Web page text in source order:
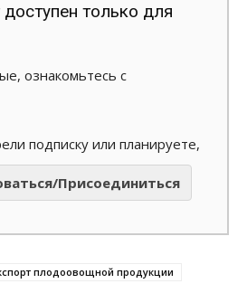
только для
ознакомьтесь с
подписку или планируете,
Присоединиться
плодоовощной продукции